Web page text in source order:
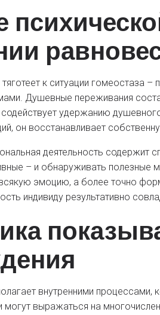
к ситуации гомеостаза
Душевные переживания
удержанию
он восстанавливает
деятельность содержит
– и обнаруживать
эмоцию, а более точно
индивиду результативно
внутренними
могут выражаться на